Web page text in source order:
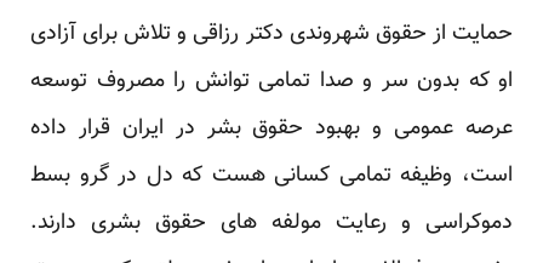
حمایت از حقوق شهروندی دکتر رزاقی و تلاش برای آزادی
او که بدون سر و صدا تمامی توانش را مصروف ‏توسعه
عرصه عمومی و بهبود حقوق بشر در ایران قرار داده
است، وظیفه تمامی کسانی هست که دل در گرو ‏بسط
دموکراسی و رعایت مولفه های حقوق بشری دارند.